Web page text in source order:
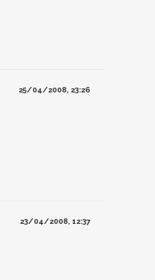
25/04/2008, 23:26
23/04/2008, 12:37